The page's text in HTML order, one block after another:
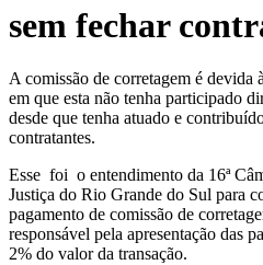
sem fechar
A comissão de corretagem é devida
em que esta não tenha participado
desde que tenha atuado e
contratantes.
Esse foi o entendimento da 16ª
Justiça do Rio Grande do Sul para
pagamento de comissão de
responsável pela apresentação das
2% do valor da transação.